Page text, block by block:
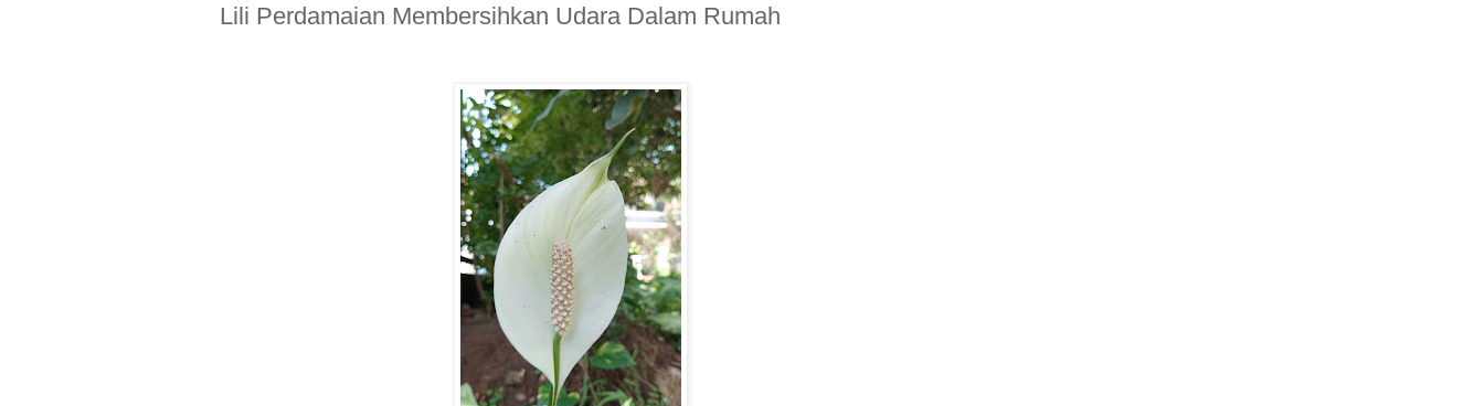
Lili Perdamaian Membersihkan Udara Dalam Rumah